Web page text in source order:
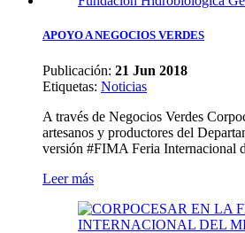
APOYO A NEGOCIOS VERDES
Publicación: 21 Jun 2018
Etiquetas: Noticias
A través de Negocios Verdes
artesanos y productores del
versión #FIMA Feria Internacional
Leer más